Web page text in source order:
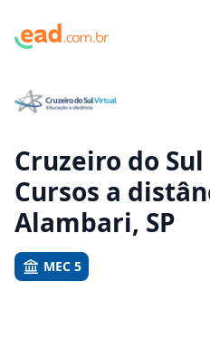
Vamos te guiar no caminho
Sim,
Cruzeiro do
Cursos a
Alambari, SP
MEC 5